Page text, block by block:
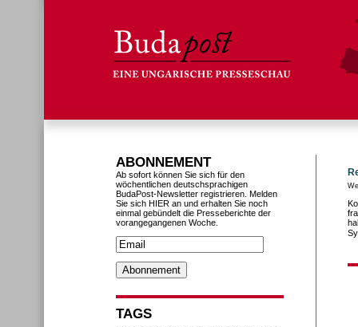
ABONNEMENT
Ab sofort können Sie sich für den
wöchentlichen deutschsprachigen
BudaPost-Newsletter registrieren. Melden
Sie sich HIER an und erhalten Sie noch
einmal gebündelt die Presseberichte der
vorangegangenen Woche.
TAGS